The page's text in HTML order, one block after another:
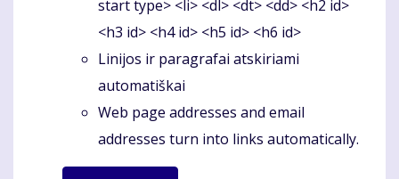
start type> <li> <dl> <dt> <dd> <h2 id>
<h3 id> <h4 id> <h5 id> <h6 id>
Linijos ir paragrafai atskiriami
automatiškai
Web page addresses and email
addresses turn into links automatically.